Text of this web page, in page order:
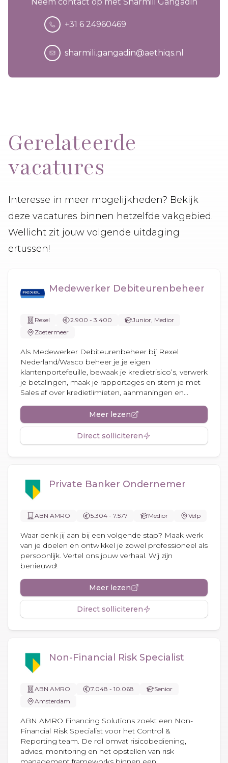
+31 6 24960469
sharmili.gangadin@aethiqs.nl
Gerelateerde
vacatures
Interesse in meer mogelijkheden? Bekijk
deze vacatures binnen hetzelfde vakgebied.
Wellicht zit jouw volgende uitdaging
ertussen!
Medewerker Debiteurenbeheer
Rexel 2.900 - 3.400
Junior, Medior
Zoetermeer
Als Medewerker Debiteurenbeheer bij Rexel
Nederland/Wasco beheer je je eigen
klantenportefeuille, bewaak je kredietrisico’s, verwerk
je betalingen, maak je rapportages en stem je met
Sales af over kredietlimieten, aanmaningen en...
Meer lezen
Direct solliciteren
Private Banker Ondernemer
ABN AMRO 5.304 - 7.577 Medior Velp
Waar denk jij aan bij een volgende stap? Maak werk
van je doelen en ontwikkel je zowel professioneel als
persoonlijk. Vertel ons jouw verhaal. Wij zijn
benieuwd!
Meer lezen
Direct solliciteren
Non-Financial Risk Specialist
ABN AMRO 7.048 - 10.068
Senior
Amsterdam
ABN AMRO Financing Solutions zoekt een Non-
Financial Risk Specialist voor het Control &
Reporting team. De rol omvat risicobediening,
advies, monitoring en het opstellen van risk